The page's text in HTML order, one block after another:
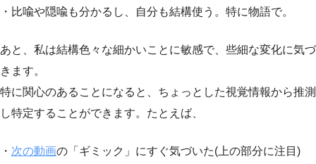
・比喩や隠喩も分かるし、自分も結構使う。特に物語で。
あと、私は結構色々な細かいことに敏感で、些細な変化に気づ
きます。
特に関心のあることになると、ちょっとした視覚情報から推測
し特定することができます。たとえば、
・ 次の動画の「ギミック」にすぐ気づいた(上の部分に注目)